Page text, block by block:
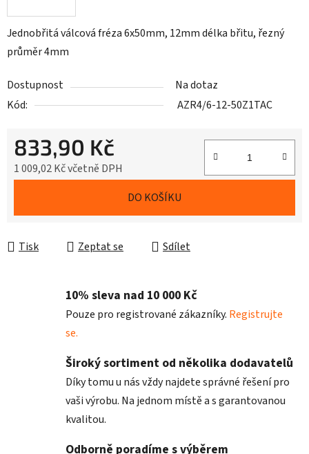
Jednobřitá válcová fréza 6x50mm, 12mm délka břitu, řezný
průměr 4mm
Dostupnost
Na dotaz
Kód:
AZR4/6-12-50Z1TAC
833,90 Kč
1 009,02 Kč včetně DPH
DO KOŠÍKU
Tisk Zeptat se Sdílet
10% sleva nad 10 000 Kč
Pouze pro registrované zákazníky. Registrujte
se.
Široký sortiment od několika dodavatelů
Díky tomu u nás vždy najdete správné řešení pro
vaši výrobu. Na jednom místě a s garantovanou
kvalitou.
Odborně poradíme s výběrem